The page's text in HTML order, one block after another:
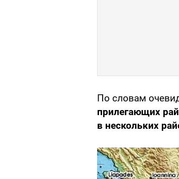
По словам
прилегающих
в нескольких